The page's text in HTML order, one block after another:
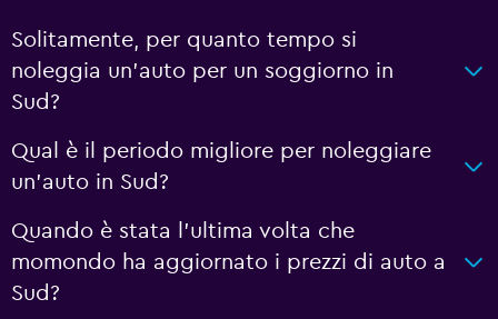
Solitamente, per quanto tempo si
noleggia un'auto per un soggiorno in
Sud?
Qual è il periodo migliore per noleggiare
un'auto in Sud?
Quando è stata l'ultima volta che
momondo ha aggiornato i prezzi di auto a
Sud?